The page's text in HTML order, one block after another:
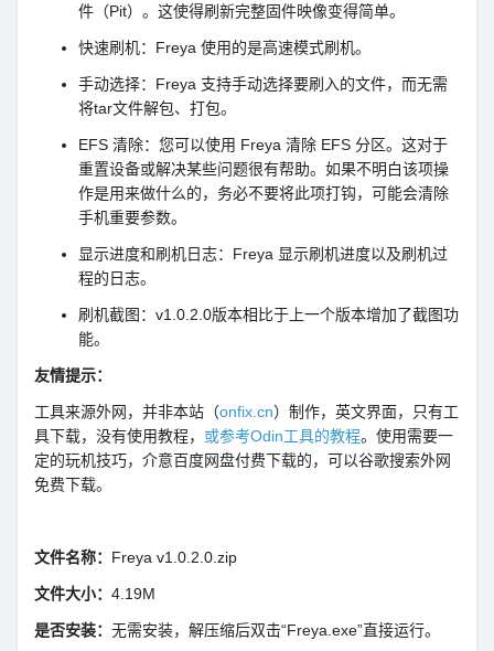
件（Pit）。这使得刷新完整固件映像变得简单。
快速刷机：Freya 使用的是高速模式刷机。
手动选择：Freya 支持手动选择要刷入的文件，而无需
将tar文件解包、打包。
EFS 清除：您可以使用 Freya 清除 EFS 分区。这对于
重置设备或解决某些问题很有帮助。如果不明白该项操
作是用来做什么的，务必不要将此项打钩，可能会清除
手机重要参数。
显示进度和刷机日志：Freya 显示刷机进度以及刷机过
程的日志。
刷机截图：v1.0.2.0版本相比于上一个版本增加了截图功
能。
友情提示：
工具来源外网，并非本站（onfix.cn）制作，英文界面，只有工
具下载，没有使用教程， 或参考Odin工具的教程。使用需要一
定的玩机技巧，介意百度网盘付费下载的，可以谷歌搜索外网
免费下载。
文件名称： Freya v1.0.2.0.zip
文件大小： 4.19M
是否安装： 无需安装，解压缩后双击“Freya.exe”直接运行。